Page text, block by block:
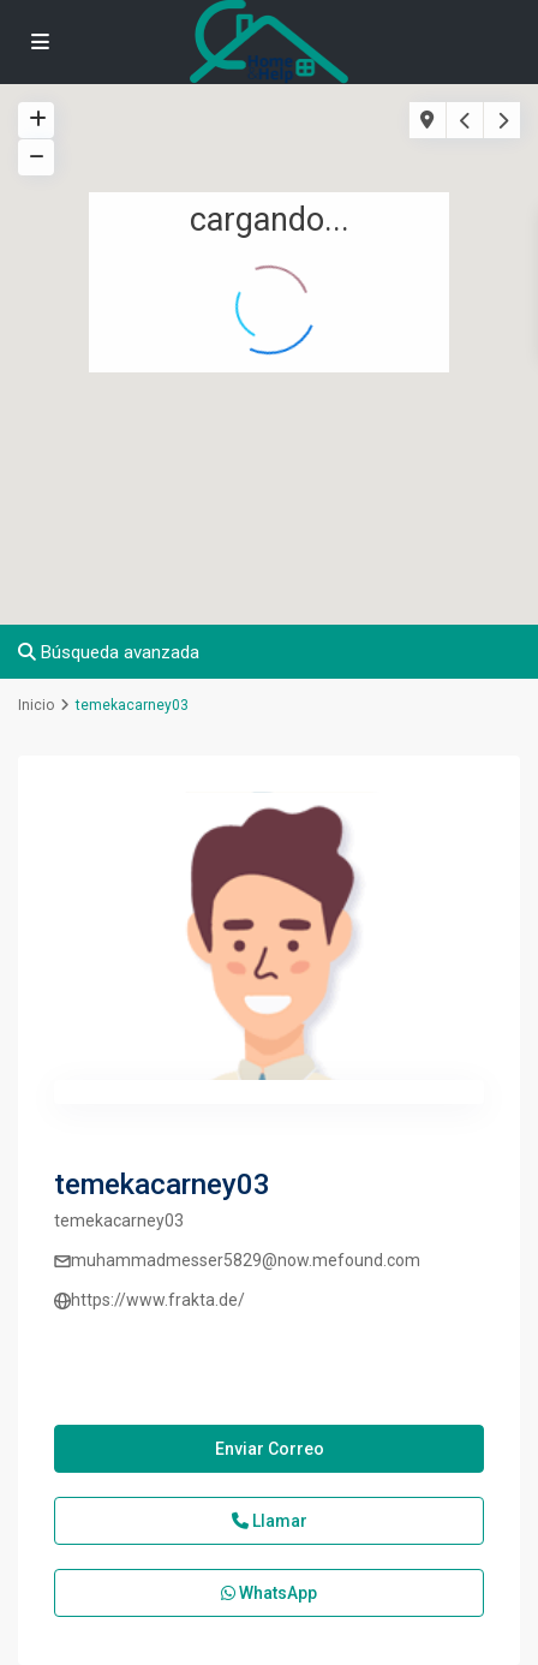
cargando...
Búsqueda avanzada
Inicio temekacarney03
temekacarney03
temekacarney03
muhammadmesser5829@now.mefound.com
https://www.frakta.de/
Enviar Correo
Llamar
WhatsApp